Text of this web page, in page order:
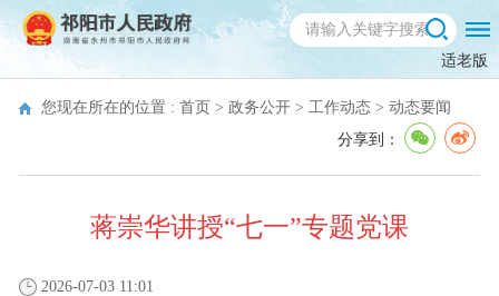
适老版
您现在所在的位置 : 首页 > 政务公开 > 工作动态 > 动态要闻
分享到：
蒋崇华讲授“七一”专题党课
2026-07-03 11:01